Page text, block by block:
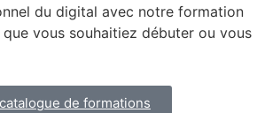
du digital avec notre formation
vous souhaitiez débuter ou vous
de formations